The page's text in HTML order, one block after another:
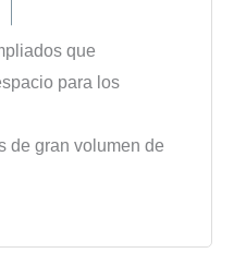
que
para los
de gran volumen de